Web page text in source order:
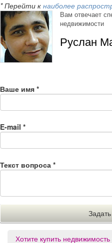
* Перейти к наиболее
Вам отвечает
недвижимости
Руслан
Ваше имя *
E-mail *
Текст вопроса *
Хотите купить